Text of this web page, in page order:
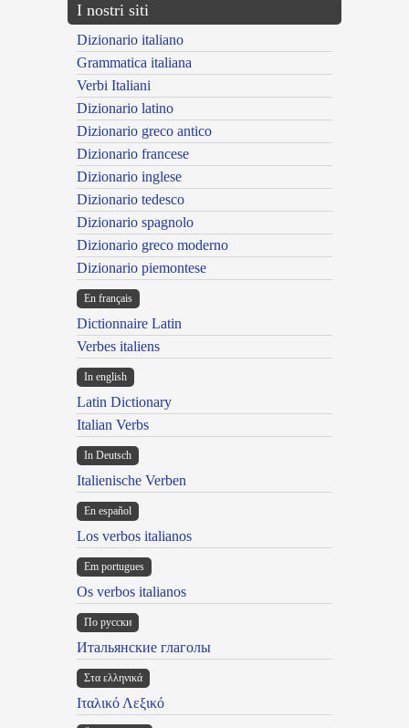
I nostri siti
Dizionario italiano
Grammatica italiana
Verbi Italiani
Dizionario latino
Dizionario greco antico
Dizionario francese
Dizionario inglese
Dizionario tedesco
Dizionario spagnolo
Dizionario greco moderno
Dizionario piemontese
En français
Dictionnaire Latin
Verbes italiens
In english
Latin Dictionary
Italian Verbs
In Deutsch
Italienische Verben
En español
Los verbos italianos
Em portugues
Os verbos italianos
По русски
Итальянские глаголы
Στα ελληνικά
Ιταλικό Λεξικό